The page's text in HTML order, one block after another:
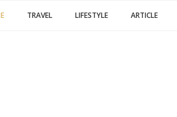
TRAVEL LIFESTYLE ARTICLE